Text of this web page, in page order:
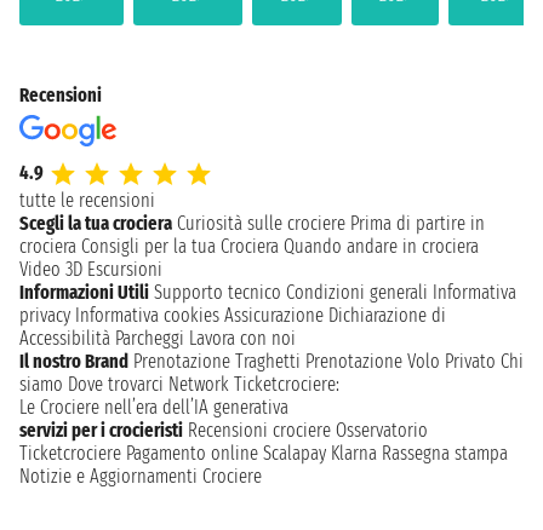
Recensioni
4.9
tutte le recensioni
Scegli la tua crociera Curiosità sulle crociere Prima di partire in
crociera Consigli per la tua Crociera Quando andare in crociera
Video 3D Escursioni
Informazioni Utili Supporto tecnico Condizioni generali Informativa
privacy Informativa cookies Assicurazione Dichiarazione di
Accessibilità Parcheggi Lavora con noi
Il nostro Brand Prenotazione Traghetti Prenotazione Volo Privato Chi
siamo Dove trovarci Network Ticketcrociere:
Le Crociere nell’era dell’IA generativa
servizi per i crocieristi Recensioni crociere Osservatorio
Ticketcrociere Pagamento online Scalapay Klarna Rassegna stampa
Notizie e Aggiornamenti Crociere